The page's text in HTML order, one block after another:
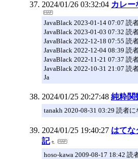
2024/01/26 03:32:04 カレー
JavaBlack 2023-01-14 07:07 読
JavaBlack 2023-01-03 07:32 読
JavaBlack 2022-12-18 07:55 読
JavaBlack 2022-12-04 08:39 読
JavaBlack 2022-11-21 07:37 読
JavaBlack 2022-10-31 21:07 読
Ja
2024/01/25 20:27:48 純粋関
tanakh 2020-08-31 03:29 読者に
2024/01/25 19:40:27 はてな
記
hoso-kawa 2009-08-17 18:42 読